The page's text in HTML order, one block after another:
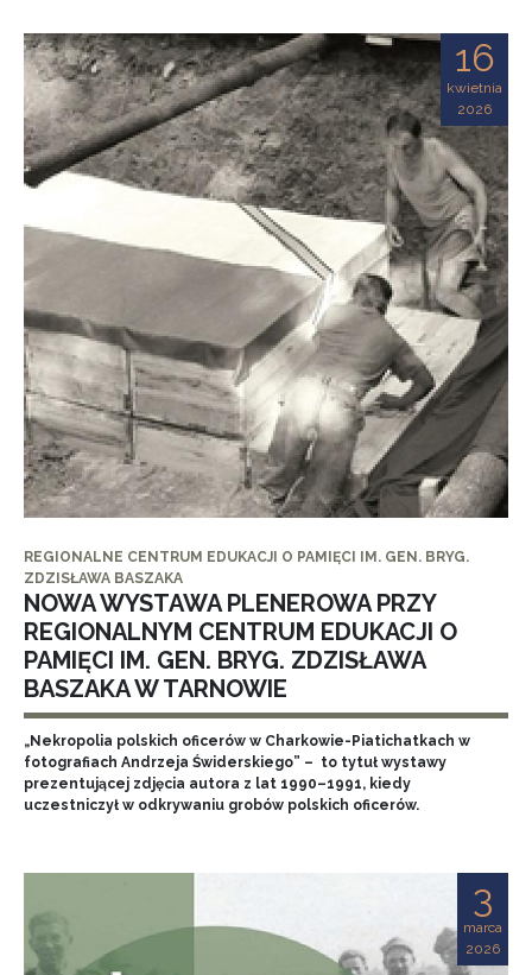
16
kwietnia
2026
REGIONALNE CENTRUM EDUKACJI O PAMIĘCI IM. GEN. BRYG.
ZDZISŁAWA BASZAKA
NOWA WYSTAWA PLENEROWA PRZY
REGIONALNYM CENTRUM EDUKACJI O
PAMIĘCI IM. GEN. BRYG. ZDZISŁAWA
BASZAKA W TARNOWIE
„Nekropolia polskich oficerów w Charkowie-Piatichatkach w
fotografiach Andrzeja Świderskiego” – to tytuł wystawy
prezentującej zdjęcia autora z lat 1990–1991, kiedy
uczestniczył w odkrywaniu grobów polskich oficerów.
3
marca
2026